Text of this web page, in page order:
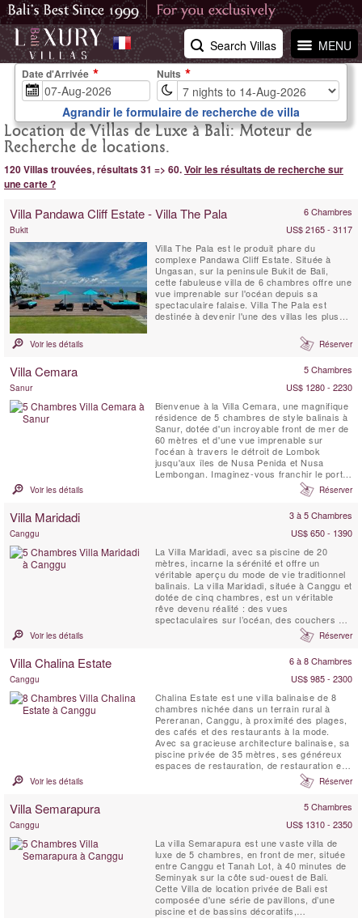
MENU
Search Villas
Location de Villas de Luxe à Bali: Moteur de
Recherche de locations.
120 Villas trouvées, résultats 31 => 60.Voir les résultats de recherche sur
une carte ?
Villa Pandawa Cliff Estate - Villa The Pala 6 Chambres
Bukit
US$ 2165 - 3117
Villa The Pala est le produit phare du
complexe Pandawa Cliff Estate. Située à
Ungasan, sur la peninsule Bukit de Bali,
cette fabuleuse villa de 6 chambres offre une
vue imprenable sur l'océan depuis sa
spectaculaire falaise. Villa The Pala est
destinée à devenir l'une des villas les plus
un mariage grandiose, ou pour un séjour en
famille, ou encore comme un refuge
Voir les détails Réserver
Villa Cemara 5 Chambres
Sanur
US$ 1280 - 2230
Bienvenue à la Villa Cemara, une magnifique
résidence de 5 chambres de style balinais à
Sanur, dotée d'un incroyable front de mer de
60 mètres et d'une vue imprenable sur
l'océan à travers le détroit de Lombok
jusqu'aux îles de Nusa Penida et Nusa
Lembongan. Imaginez-vous franchir le portail
privé de la villa, traverser le sable doré et
plonger dans les eaux chaudes et peu
promenade tranquille (ou une balade à vélo
Voir les détails Réserver
Villa Maridadi 3 à 5 Chambres
Canggu
US$ 650 - 1390
La Villa Maridadi, avec sa piscine de 20
mètres, incarne la sérénité et offre un
véritable aperçu du mode de vie traditionnel
balinais. La villa Maridadi, située à Canggu et
dotée de cinq chambres, est un véritable
rêve devenu réalité : des vues
spectaculaires sur l’océan, des couchers de
soleil à couper le souffle et une vie luxueuse
en plein air au milieu de rizières verdoyantes
Villa Maridadi se trouve à quelques ...
Voir les détails Réserver
Villa Chalina Estate 6 à 8 Chambres
Canggu
US$ 985 - 2300
Chalina Estate est une villa balinaise de 8
chambres nichée dans un terrain rural à
Pereranan, Canggu, à proximité des plages,
des cafés et des restaurants à la mode.
Avec sa gracieuse architecture balinaise, sa
piscine privée de 35 mètres, ses généreux
espaces de restauration, de restauration et
de divertissement, son personnel et son chef
à temps plein, sa proximité avec les points
paysagers, le domaine est l'une des villas
Voir les détails Réserver
Villa Semarapura 5 Chambres
Canggu
US$ 1310 - 2350
La villa Semarapura est une vaste villa de
luxe de 5 chambres, en front de mer, située
entre Canggu et Tanah Lot, à 40 minutes de
Seminyak sur la côte sud-ouest de Bali.
Cette Villa de location privée de Bali est
composée d'une série de pavillons, d’une
piscine et de bassins décoratifs,
Date d'Arrivée Nuits
Agrandir le formulaire de recherche de villa